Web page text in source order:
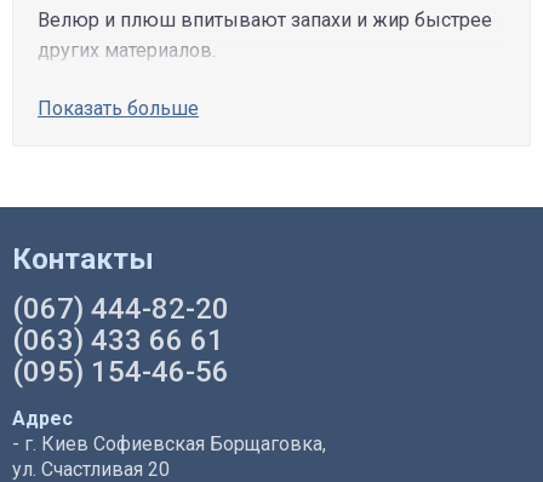
Велюр и плюш впитывают запахи и жир быстрее
других материалов.
Показать больше
Контакты
(067) 444-82-20
(063) 433 66 61
(095) 154-46-56
Адрес
- г. Киев Софиевская Борщаговка,
ул. Счастливая 20